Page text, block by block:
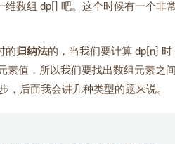
维数组 dp[] 吧。这个时候有一个非
的归纳法的，当我们要计算 dp[n] 时
素值，所以我们要找出数组元素之
后面我会讲几种类型的题来说。